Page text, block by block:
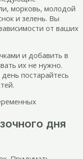
морковь, молодой
и зелень. Вы
от ваших
и добавить в
их не нужно.
постарайтесь
дня